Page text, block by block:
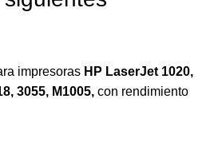
impresoras HP LaserJet 1020,
3055, M1005, con rendimiento